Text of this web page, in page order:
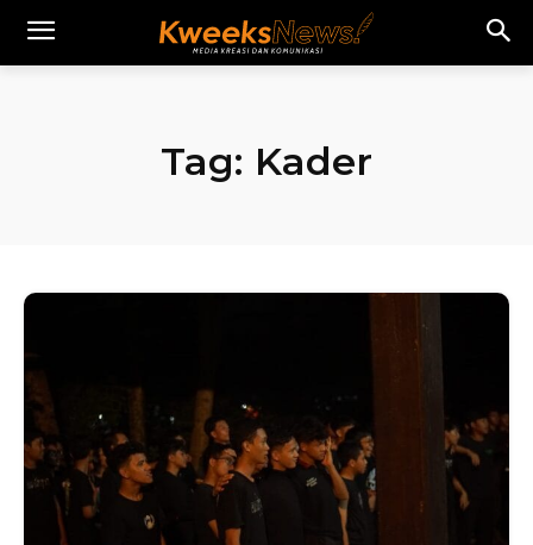
Tag: Kader